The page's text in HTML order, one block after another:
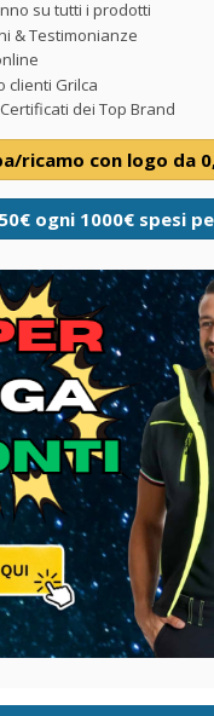
su tutti i prodotti
& Testimonianze
clienti Grilca
dei Top Brand
ricamo con logo da
ogni 1000€ spesi